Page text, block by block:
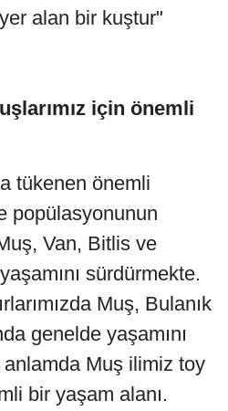
alan bir kuştur"
için önemli
tükenen önemli
popülasyonunun
Van, Bitlis ve
sürdürmekte.
Muş, Bulanık
genelde yaşamını
Muş ilimiz toy
bir yaşam alanı.